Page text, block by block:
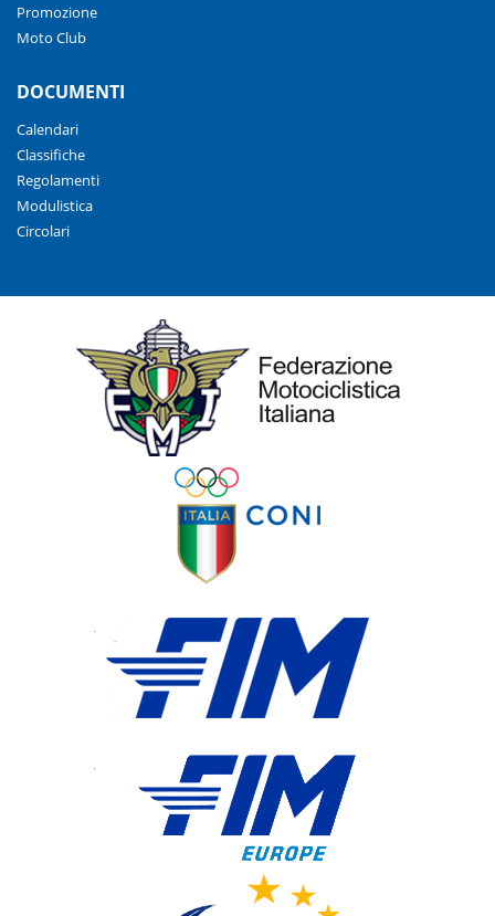
Promozione
Moto Club
DOCUMENTI
Calendari
Classifiche
Regolamenti
Modulistica
Circolari